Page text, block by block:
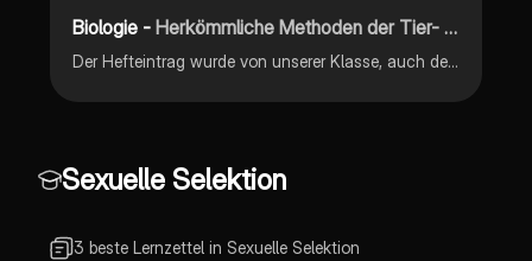
Biologie -Herkömmliche Methoden der Tier- und Pflanzenzucht
Der Hefteintrag wurde von unserer Klasse, auch der Lehrerin zusammengefasst.
Sexuelle Selektion
3 beste Lernzettel in Sexuelle Selektion